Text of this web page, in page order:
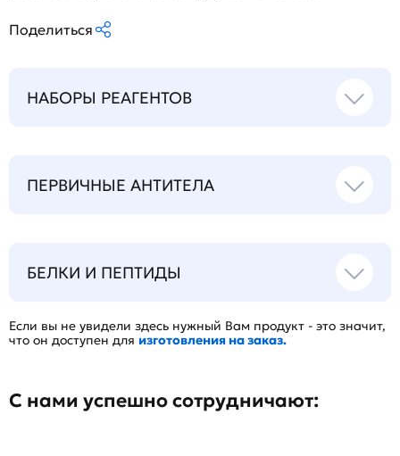
Поделиться
НАБОРЫ РЕАГЕНТОВ
ПЕРВИЧНЫЕ АНТИТЕЛА
БЕЛКИ И ПЕПТИДЫ
Если вы не увидели здесь нужный Вам продукт - это значит,
что он доступен для изготовления на заказ.
С нами успешно сотрудничают: